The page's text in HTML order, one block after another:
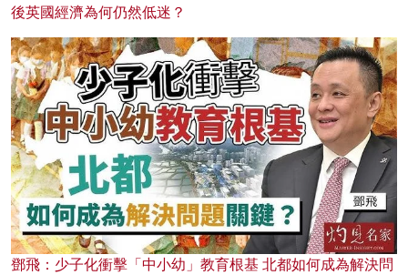
後英國經濟為何仍然低迷？
鄧飛：少子化衝擊「中小幼」教育根基 北都如何成為解決問